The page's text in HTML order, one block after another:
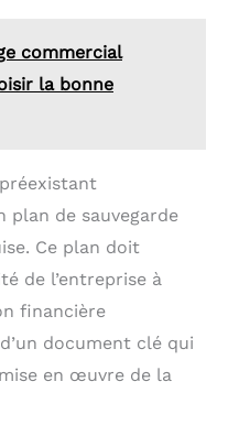
commercial
la bonne
plan de sauvegarde
Ce plan doit
de l’entreprise à
financière
document clé qui
en œuvre de la